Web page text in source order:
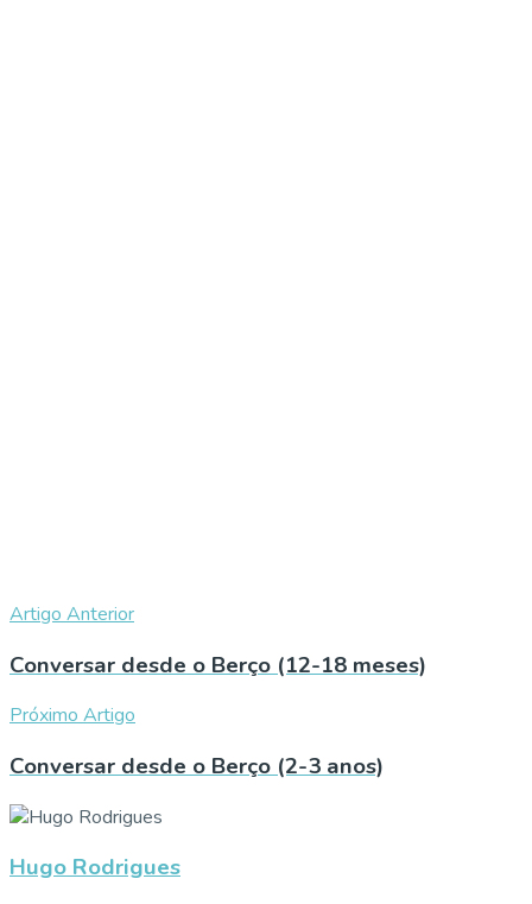
Artigo Anterior
Conversar desde o Berço (12-18 meses)
Próximo Artigo
Conversar desde o Berço (2-3 anos)
Hugo Rodrigues